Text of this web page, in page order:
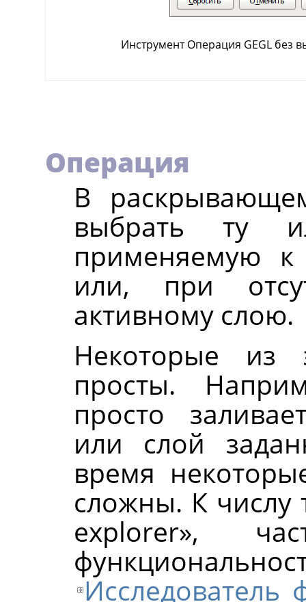
Инструмент Операция GEGL без
Операция
В
выбрать ту
применяемую к
или, при
активному слою.
Некоторые из
просты.
просто
или слой
время
сложны. К числу
explorer»,
Исследователь